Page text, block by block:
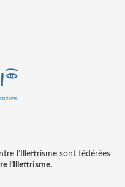
l’Illettrisme sont fédérées
l’Illettrisme.